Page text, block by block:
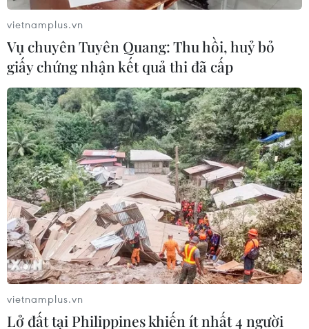
Mặc dù trên cả nước tình hình dịch bệnh vẫn diễn biến
phức tạp nhưng Kỳ thi vào lớp 10 ở Nghệ An vẫn diễn
ra theo đúng kế hoạch trong hai ngày 3-4/6/2021 tới.
Dịch COVID-19 phức tạp, nhiều địa
vietnamplus.vn
Vụ chuyên Tuyên Quang: Thu hồi, huỷ bỏ
giấy chứng nhận kết quả thi đã cấp
vietnamplus.vn
Lở đất tại Philippines khiến ít nhất 4 người